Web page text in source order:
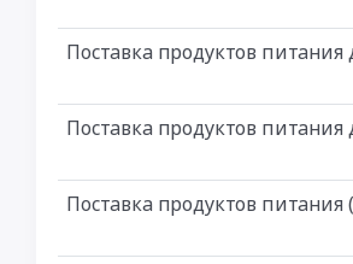
Поставка продуктов
Поставка продуктов
Поставка продуктов